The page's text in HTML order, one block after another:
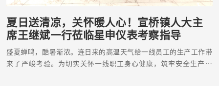
夏日送清凉，关怀暖人心！宣桥镇人大主
席王继斌一行莅临星申仪表考察指导
盛夏蝉鸣，酷暑渐浓。连日来的高温天气给一线员工的生产工作带
来了严峻考验。为切实关怀一线职工身心健康，筑牢安全生产防